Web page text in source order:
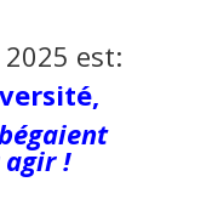
2025 est:
agir !